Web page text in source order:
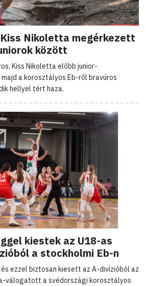
Nikoletta megérkezett
között
Kiss Nikoletta előbb junior-
a korosztályos Eb-ről bravúros
hellyel tért haza.
kiestek az U18-as
a stockholmi Eb-n
ezzel biztosan kiesett az A-divízióból az
válogatott a svédországi korosztályos